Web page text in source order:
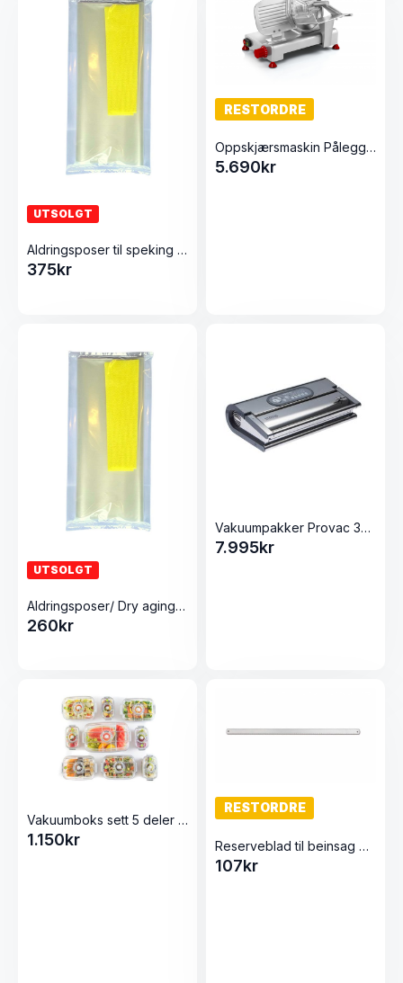
UTSOLGT
Aldringsposer til speking og røyking 10stk 300×500
375kr
RESTORDRE
Oppskjærsmaskin Påleggsmaskin D-195 fra Tre Spade
5.690kr
UTSOLGT
Aldringsposer/ Dry aging 10stk 250×500
260kr
Vakuumpakker Provac 360 med dobbel sveiselist
7.995kr
Vakuumboks sett 5 deler M/ Elektriskpumpe Blank
1.150kr
RESTORDRE
Reserveblad til beinsag 45cm
107kr